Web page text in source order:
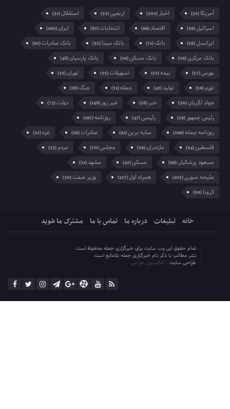
آمریکا(32) اخبار(302) اربعین(32) استقلال(31)
اسرائیل(39) اقتصاد(66) انتخابات(82) ایران(160)
ایرانسل(58) بانک(71) بانک سینا(32) بانک صادرات(62)
بانک مرکزی(29) بانک مسکن(39) بانک پارسیان(48)
بورس(57) بیمه(52) تسهیلات(33) تهران(32)
تورم(56) تولید(42) جمله(31) جنگ(38)
جواد لگزیان(30) خبر(58) خبر روز(148) دولت(73)
رئیس جمهور(29) رئیسی(47) روزنامه(197)
روزنامه جمله(299) سایه برین(91) صادرات(29) غزه(32)
فلسطین(34) مازندران(29) مجلس(70) مردم(33)
مسعود پزشکیان(69) مسکن(42) مشهد(31)
ملیحه منوری(105) همراه اول(127) وزیر صمت(30)
کرونا(50)
خانه تبلیغات درباره ما تماس با ما مشترک ما شوید
تمام حقوق این وب سایت برای خبرگزاری جمله محفوظ است.
نشر مطالب با ذکر نام خبرگزاری جمله بلامانع است.
طراحی سایت : کلکسیون طراحی